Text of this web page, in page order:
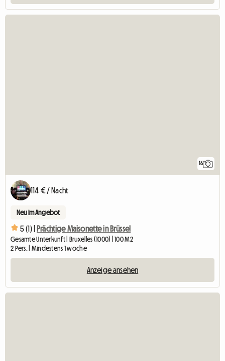
16
114 € / Nacht
Neu im Angebot
5 (1) | Prächtige Maisonette in Brüssel
Gesamte Unterkunft | Bruxelles (1000) | 100 M2
2 Pers. | Mindestens 1 woche
Anzeige ansehen